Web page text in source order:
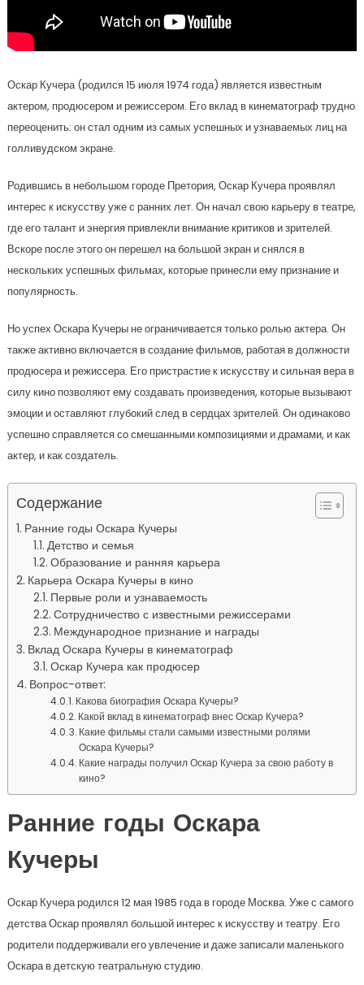
Оскар Кучера (родился 15 июля 1974 года) является известным
актером, продюсером и режиссером. Его вклад в кинематограф трудно
переоценить: он стал одним из самых успешных и узнаваемых лиц на
голливудском экране.
Родившись в небольшом городе Претория, Оскар Кучера проявлял
интерес к искусству уже с ранних лет. Он начал свою карьеру в театре,
где его талант и энергия привлекли внимание критиков и зрителей.
Вскоре после этого он перешел на большой экран и снялся в
нескольких успешных фильмах, которые принесли ему признание и
популярность.
Но успех Оскара Кучеры не ограничивается только ролью актера. Он
также активно включается в создание фильмов, работая в должности
продюсера и режиссера. Его пристрастие к искусству и сильная вера в
силу кино позволяют ему создавать произведения, которые вызывают
эмоции и оставляют глубокий след в сердцах зрителей. Он одинаково
успешно справляется со смешанными композициями и драмами, и как
актер, и как создатель.
Содержание
Ранние годы Оскара Кучеры
Детство и семья
Образование и ранняя карьера
Карьера Оскара Кучеры в кино
Первые роли и узнаваемость
Сотрудничество с известными режиссерами
Международное признание и награды
Вклад Оскара Кучеры в кинематограф
Оскар Кучера как продюсер
Вопрос-ответ:
Какова биография Оскара Кучеры?
Какой вклад в кинематограф внес Оскар Кучера?
Какие фильмы стали самыми известными ролями
Оскара Кучеры?
Какие награды получил Оскар Кучера за свою работу в
кино?
Ранние годы Оскара
Кучеры
Оскар Кучера родился 12 мая 1985 года в городе Москва. Уже с самого
детства Оскар проявлял большой интерес к искусству и театру. Его
родители поддерживали его увлечение и даже записали маленького
Оскара в детскую театральную студию.